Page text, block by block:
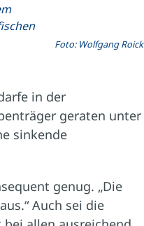
Foto: Wolfgang Roick
in der
geraten unter
sinkende
genug. „Die
Auch sei die